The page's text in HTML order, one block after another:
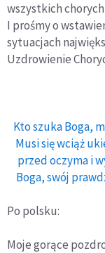
wszystkich
I prośmy o
sytuacjach
Uzdrowienie
Kto szuka Boga,
Musi się wciąż
przed oczyma i
Boga, swój
Po polsku:
Moje gorące